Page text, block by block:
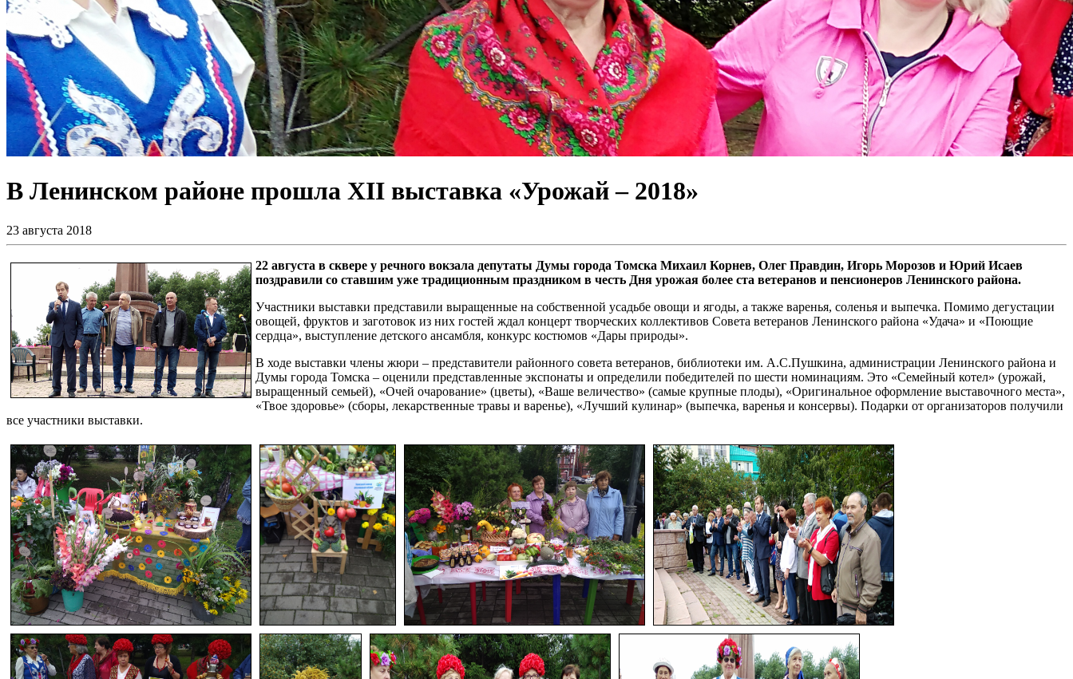
В Ленинском районе прошла XII выставка «Урожай – 2018»
23 августа 2018
22 августа в сквере у речного вокзала депутаты Думы города Томска Михаил Корнев, Олег Правдин, Игорь Морозов и Юрий Исаев
поздравили со ставшим уже традиционным праздником в честь Дня урожая более ста ветеранов и пенсионеров Ленинского района.
Участники выставки представили выращенные на собственной усадьбе овощи и ягоды, а также варенья, соленья и выпечка. Помимо дегустации
овощей, фруктов и заготовок из них гостей ждал концерт творческих коллективов Совета ветеранов Ленинского района «Удача» и «Поющие
сердца», выступление детского ансамбля, конкурс костюмов «Дары природы».
В ходе выставки члены жюри – представители районного совета ветеранов, библиотеки им. А.С.Пушкина, администрации Ленинского района и
Думы города Томска – оценили представленные экспонаты и определили победителей по шести номинациям. Это «Семейный котел» (урожай,
выращенный семьей), «Очей очарование» (цветы), «Ваше величество» (самые крупные плоды), «Оригинальное оформление выставочного места»,
«Твое здоровье» (сборы, лекарственные травы и варенье), «Лучший кулинар» (выпечка, варенья и консервы). Подарки от организаторов получили
все участники выставки.